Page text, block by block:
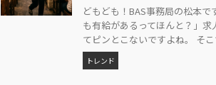
どもども！BAS事務局の松本
も有給があるってほんと？」
てピンとこないですよね。 そ
トレンド